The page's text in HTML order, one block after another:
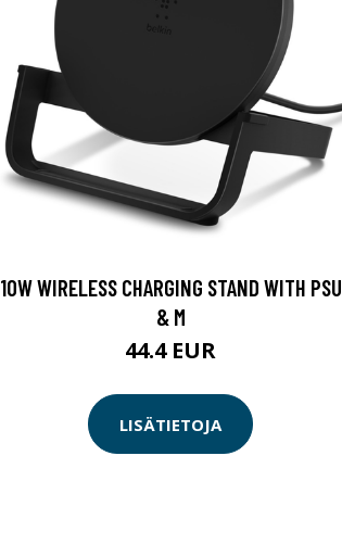
10W WIRELESS CHARGING STAND WITH PSU
& M
44.4 EUR
LISÄTIETOJA